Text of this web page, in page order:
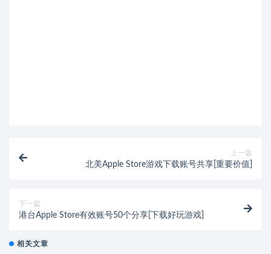
上一篇
北美Apple Store游戏下载账号共享[重要价值]
下一篇
港台Apple Store有效账号50个分享[下载好玩游戏]
相关文章